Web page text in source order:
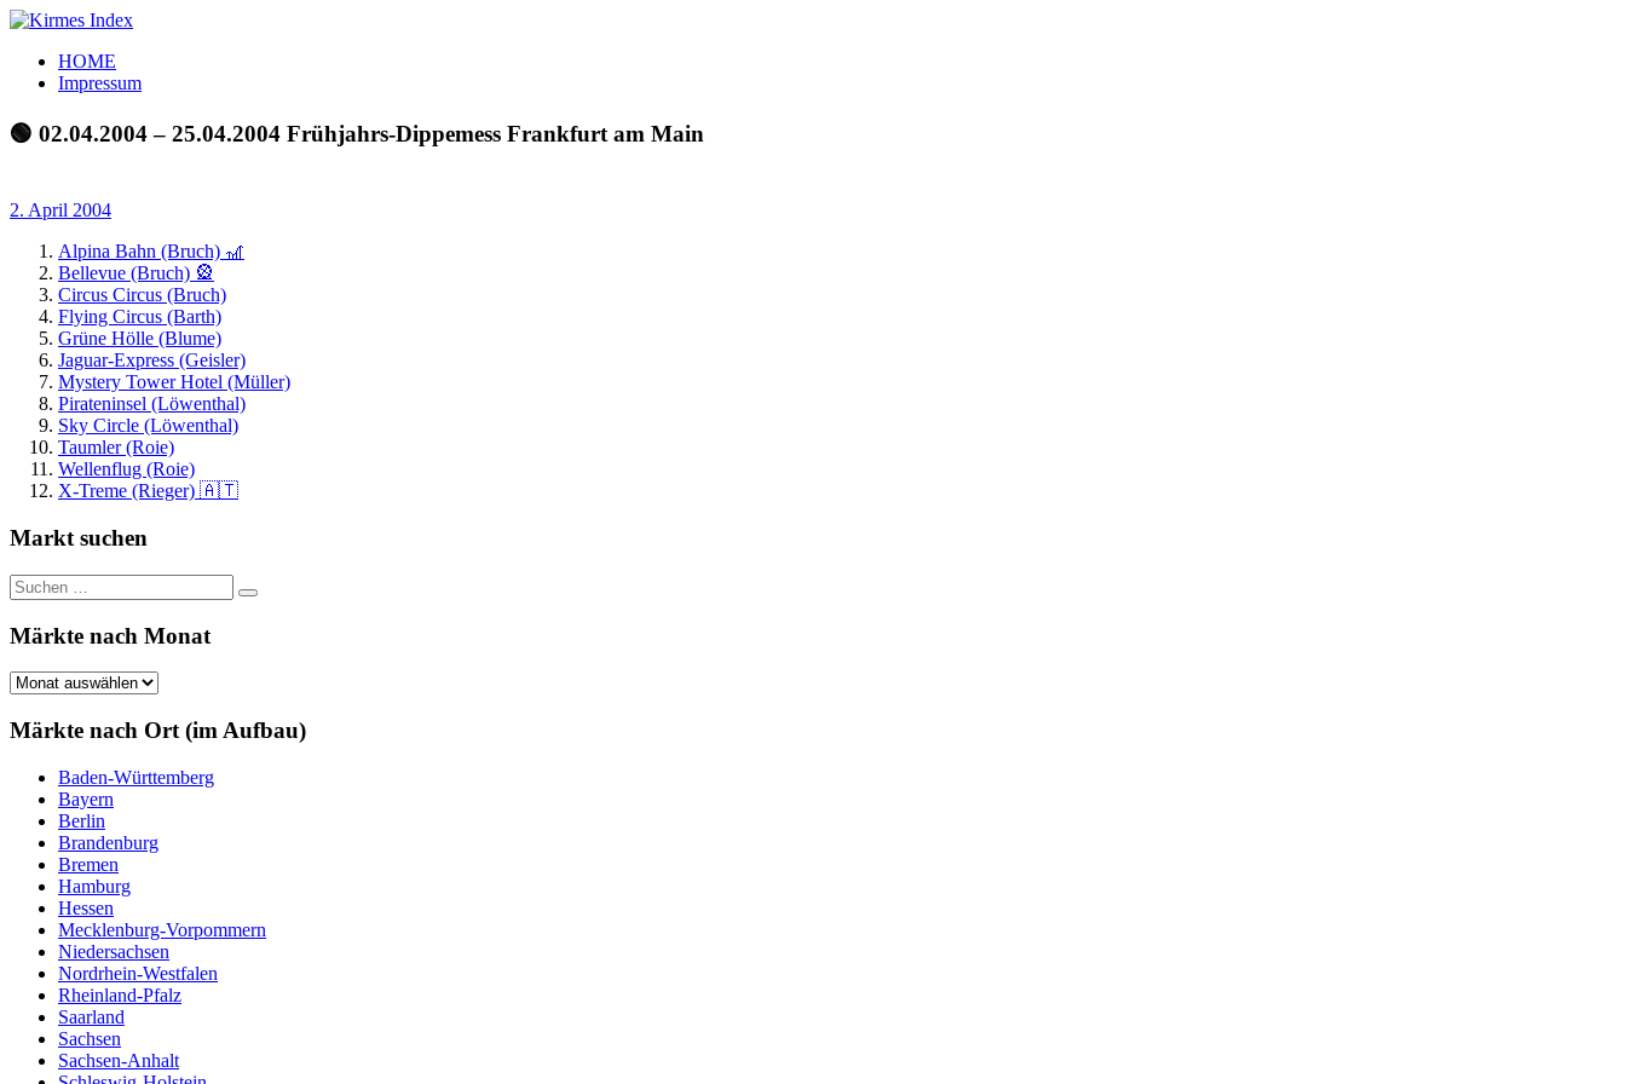
Zum
springen
Kirmes
Index
Tourpläne
der
letzten
HOME
Impressum
🟢 02.04.2004 – 25.04.2004 Frühjahrs-Dippemess Frankfurt am Main
2. April 2004
Alpina Bahn (Bruch) 🎢
Bellevue (Bruch) 🎡
Circus Circus (Bruch)
Flying Circus (Barth)
Grüne Hölle (Blume)
Jaguar-Express (Geisler)
Mystery Tower Hotel (Müller)
Pirateninsel (Löwenthal)
Sky Circle (Löwenthal)
Taumler (Roie)
Wellenflug (Roie)
X-Treme (Rieger) 🇦🇹
Markt suchen
Suchen
nach:
Suchen
Märkte nach Monat
Märkte
Monat
Märkte nach Ort (im Aufbau)
Baden-Württemberg
Bayern
Berlin
Brandenburg
Bremen
Hamburg
Hessen
Mecklenburg-Vorpommern
Niedersachsen
Nordrhein-Westfalen
Rheinland-Pfalz
Saarland
Sachsen
Sachsen-Anhalt